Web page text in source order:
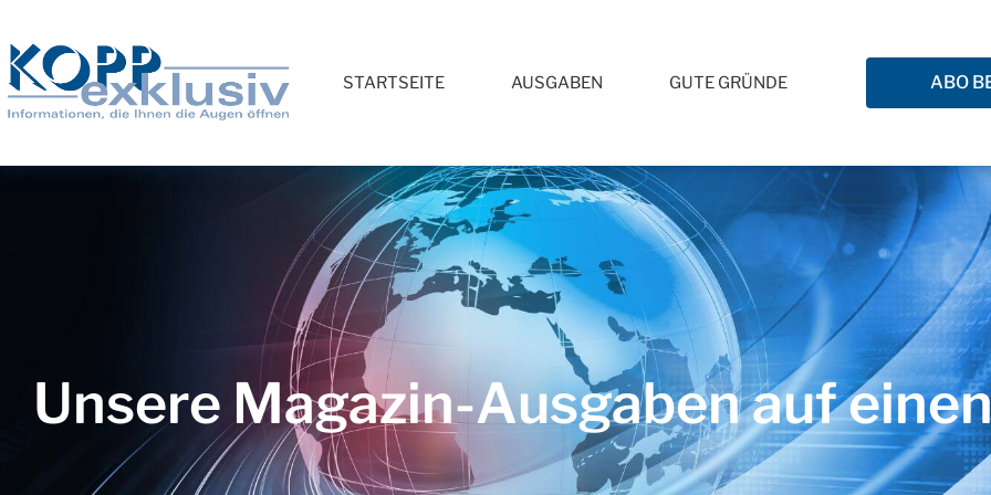
STARTSEITE AUSGABEN GUTE GRÜNDE ABO
Unsere Magazin-Ausgaben auf